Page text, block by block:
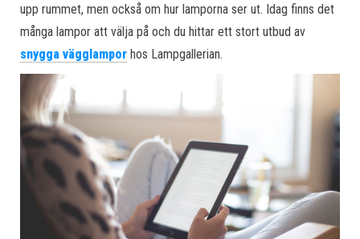
upp rummet, men också om hur lamporna ser ut. Idag finns det
många lampor att välja på och du hittar ett stort utbud av
snygga vägglampor hos Lampgallerian.